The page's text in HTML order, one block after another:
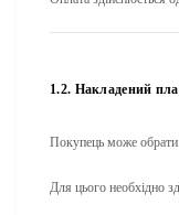
1.2. Накладений
Покупець може обрати
Для цього необхідно